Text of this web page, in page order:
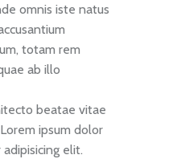
omnis iste natus
totam rem
ab illo
beatae vitae
ipsum dolor
elit.